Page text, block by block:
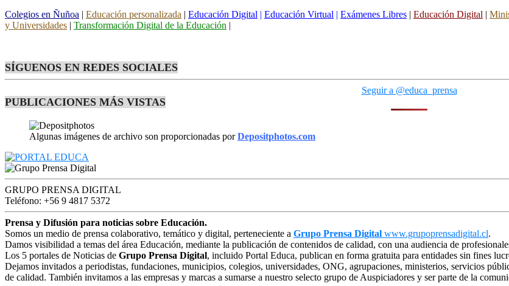
Colegios en Ñuñoa | Educación personalizada | Educación Digital | Educación Virtual | Exámenes Libres | Educación Digital |
y Universidades | Transformación Digital de la Educación |
SÍGUENOS EN REDES SOCIALES
Seguir a @educa_prensa
PUBLICACIONES MÁS VISTAS
Algunas imágenes de archivo son proporcionadas porDepositphotos.com
GRUPO PRENSA DIGITAL
Teléfono: +56 9 4817 5372
Prensa y Difusión para noticias sobre Educación.
Somos un medio de prensa colaborativo, temático y digital, perteneciente a Grupo Prensa Digital www.grupoprensadigital.cl.
Damos visibilidad a temas del área Educación, mediante la publicación de contenidos de calidad, con una audiencia de
Los 5 portales de Noticias de Grupo Prensa Digital, incluido Portal Educa, publican en forma gratuita para entidades sin fines
Dejamos invitados a periodistas, fundaciones, municipios, colegios, universidades, ONG, agrupaciones, ministerios, servicios
de calidad. También invitamos a las empresas y marcas a sumarse a nuestro selecto grupo de Auspiciadores y ser parte de la